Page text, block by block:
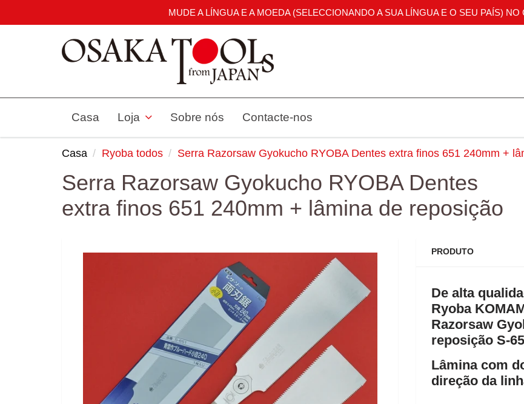
MUDE A LÍNGUA E A MOEDA (SELECCIONANDO A SUA LÍNGUA E O SEU PAÍS)
Casa Loja Sobre nós Contacte-nos
Casa Ryoba todos Serra Razorsaw Gyokucho RYOBA Dentes extra finos 651 240mm +
Serra Razorsaw Gyokucho RYOBA Dentes
extra finos 651 240mm + lâmina de reposição
PRODUTO
De alta
Ryoba
Razorsaw
reposição S-
Lâmina com
direção da